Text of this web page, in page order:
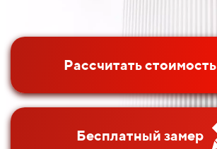
Рассчитать стоимость
Бесплатный замер